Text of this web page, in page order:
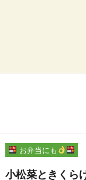
お弁当にも
小松菜ときくら